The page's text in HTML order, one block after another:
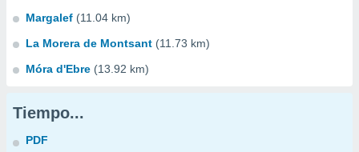
Margalef (11.04 km)
La Morera de Montsant (11.73 km)
Móra d'Ebre (13.92 km)
Tiempo...
PDF